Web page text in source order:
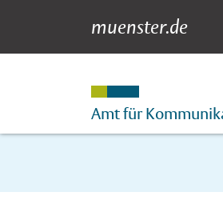
Newsdetail
muenster.de
Amt für